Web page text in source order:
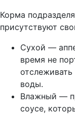
Корма
присутствуют
Сухой —
время не
воды.
Влажный —
соусе,